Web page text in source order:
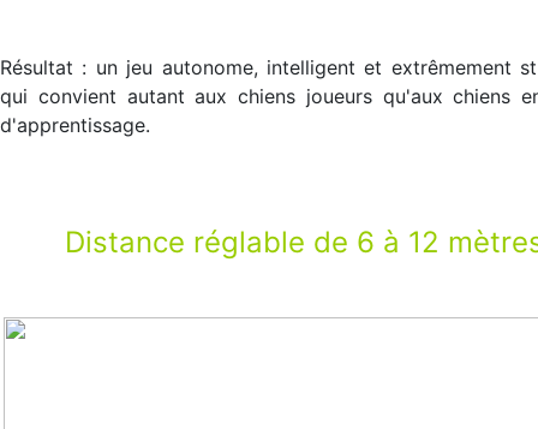
Résultat : un jeu autonome, intelligent et extrêmement
qui convient autant aux chiens joueurs qu'aux chiens
d'apprentissage.
Distance réglable de 6 à 12